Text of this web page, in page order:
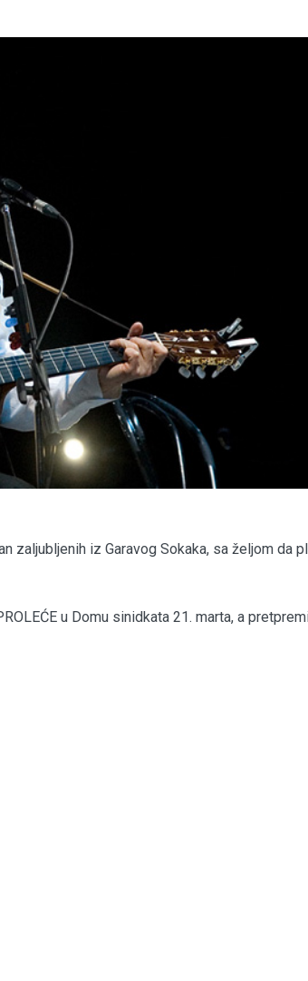
zaljubljenih iz Garavog Sokaka, sa željom da
u Domu sinidkata 21. marta, a